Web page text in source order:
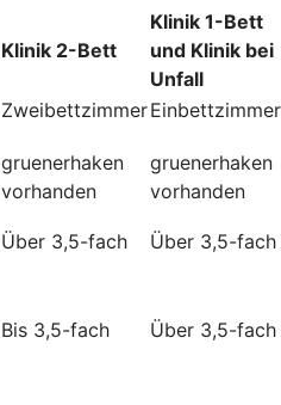
Klinik 2-Bett
Klinik 1-Bett
und Klinik bei
Unfall
ZweibettzimmerEinbettzimmer
gruenerhaken
vorhanden
gruenerhaken
vorhanden
Über 3,5-fach Über 3,5-fach
Bis 3,5-fach Über 3,5-fach